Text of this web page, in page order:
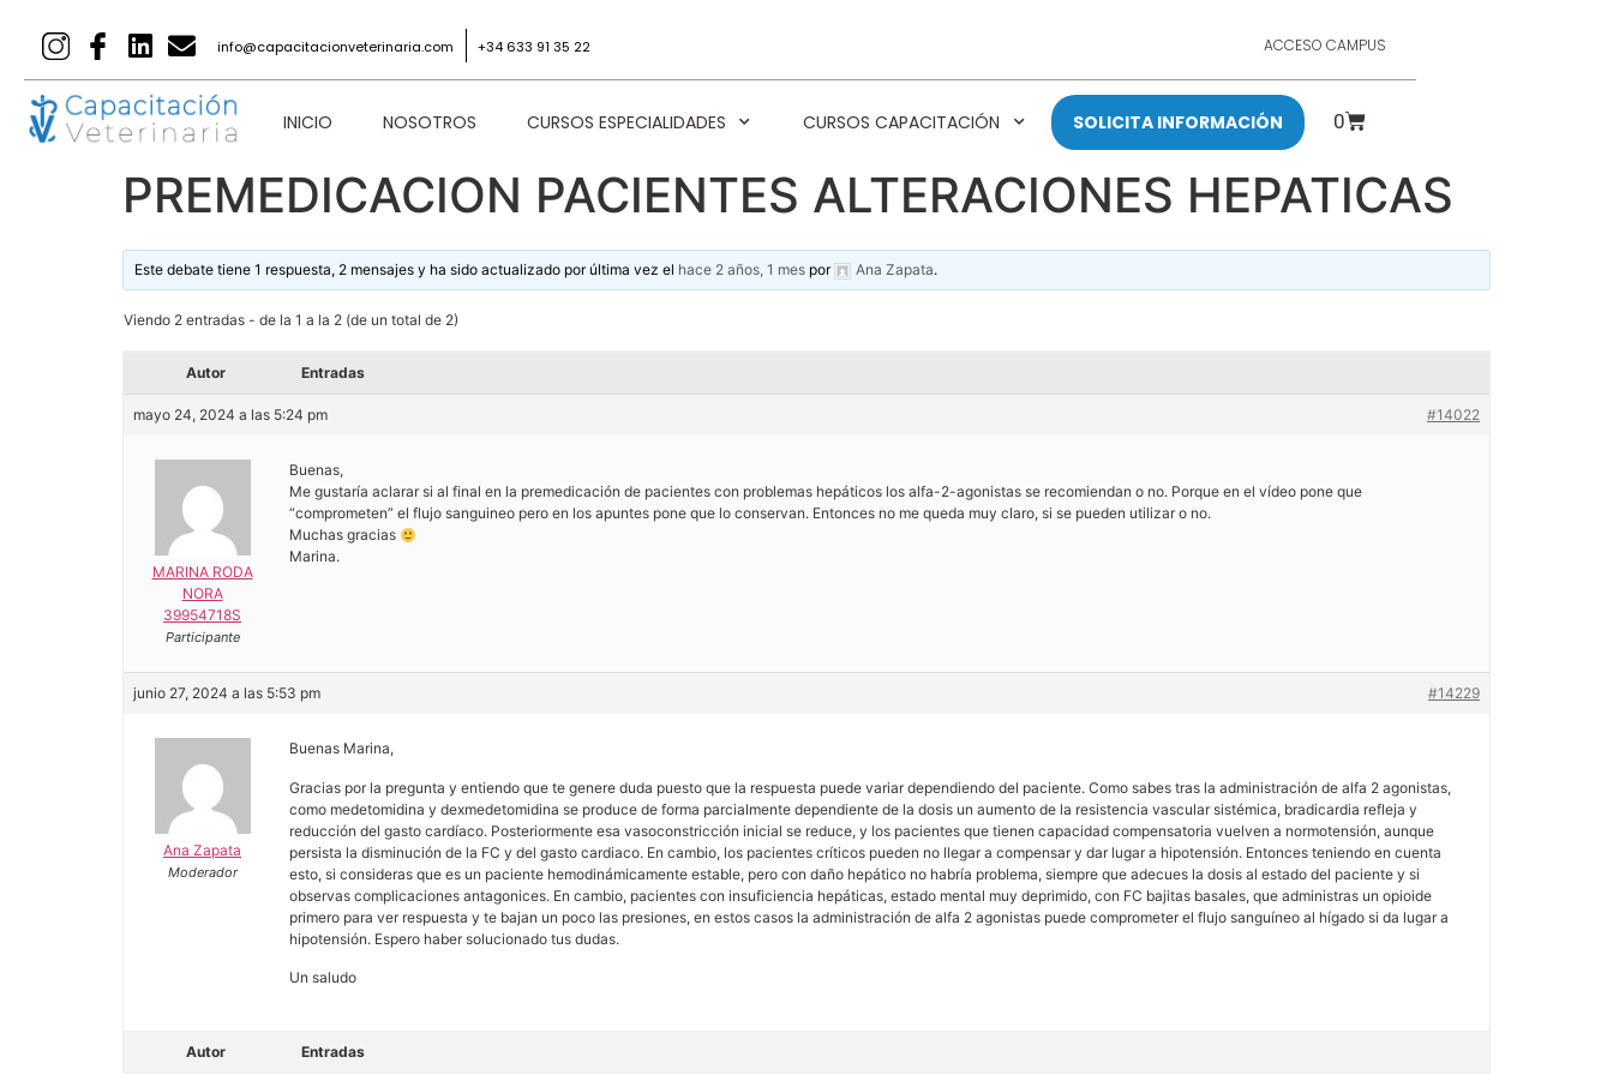
info@capacitacionveterinaria.com +34 633 91 35 22 ACCESO CAMPUS
INICIO NOSOTROS CURSOS ESPECIALIDADES CURSOS CAPACITACIÓN SOLICITA INFORMACIÓN 0
PREMEDICACION PACIENTES ALTERACIONES HEPATICAS
Este debate tiene 1 respuesta, 2 mensajes y ha sido actualizado por última vez el hace 2 años, 1 mes por Ana Zapata.
Viendo 2 entradas - de la 1 a la 2 (de un total de 2)
Autor Entradas
mayo 24, 2024 a las 5:24 pm #14022
MARINA RODA
NORA
39954718S
Participante
Buenas,
Me gustaría aclarar si al final en la premedicación de pacientes con problemas hepáticos los alfa-2-agonistas se recomiendan o no. Porque en el vídeo pone que
“comprometen” el flujo sanguineo pero en los apuntes pone que lo conservan. Entonces no me queda muy claro, si se pueden utilizar o no.
Muchas gracias
Marina.
junio 27, 2024 a las 5:53 pm #14229
Ana Zapata
Moderador
Buenas Marina,
Gracias por la pregunta y entiendo que te genere duda puesto que la respuesta puede variar dependiendo del paciente. Como sabes tras la administración de alfa 2 agonistas,
como medetomidina y dexmedetomidina se produce de forma parcialmente dependiente de la dosis un aumento de la resistencia vascular sistémica, bradicardia refleja y
reducción del gasto cardíaco. Posteriormente esa vasoconstricción inicial se reduce, y los pacientes que tienen capacidad compensatoria vuelven a normotensión, aunque
persista la disminución de la FC y del gasto cardiaco. En cambio, los pacientes críticos pueden no llegar a compensar y dar lugar a hipotensión. Entonces teniendo en cuenta
esto, si consideras que es un paciente hemodinámicamente estable, pero con daño hepático no habría problema, siempre que adecues la dosis al estado del paciente y si
observas complicaciones antagonices. En cambio, pacientes con insuficiencia hepáticas, estado mental muy deprimido, con FC bajitas basales, que administras un opioide
primero para ver respuesta y te bajan un poco las presiones, en estos casos la administración de alfa 2 agonistas puede comprometer el flujo sanguíneo al hígado si da lugar a
hipotensión. Espero haber solucionado tus dudas.
Un saludo
Autor Entradas